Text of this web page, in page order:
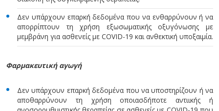
Δεν υπάρχουν επαρκή δεδομένα που να ενθαρρύνουν ή να
απορρίπτουν τη χρήση εξωσωματικής οξυγόνωσης με
μεμβράνη για ασθενείς με COVID-19 και ανθεκτική υποξαιμία.
Φαρμακευτική αγωγή
Δεν υπάρχουν επαρκή δεδομένα που να υποστηρίζουν ή να
αποθαρρύνουν τη χρήση οποιασδήποτε αντιικής ή